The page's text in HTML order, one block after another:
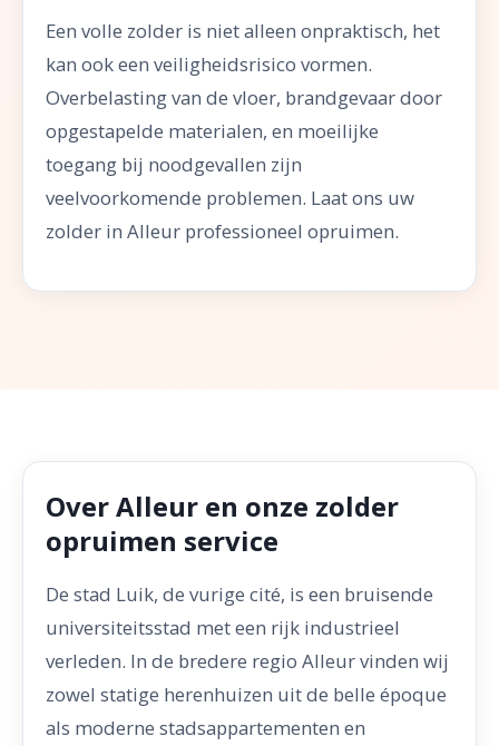
Een volle zolder is niet alleen onpraktisch, het
kan ook een veiligheidsrisico vormen.
Overbelasting van de vloer, brandgevaar door
opgestapelde materialen, en moeilijke
toegang bij noodgevallen zijn
veelvoorkomende problemen. Laat ons uw
zolder in Alleur professioneel opruimen.
Over Alleur en onze zolder
opruimen service
De stad Luik, de vurige cité, is een bruisende
universiteitsstad met een rijk industrieel
verleden. In de bredere regio Alleur vinden wij
zowel statige herenhuizen uit de belle époque
als moderne stadsappartementen en